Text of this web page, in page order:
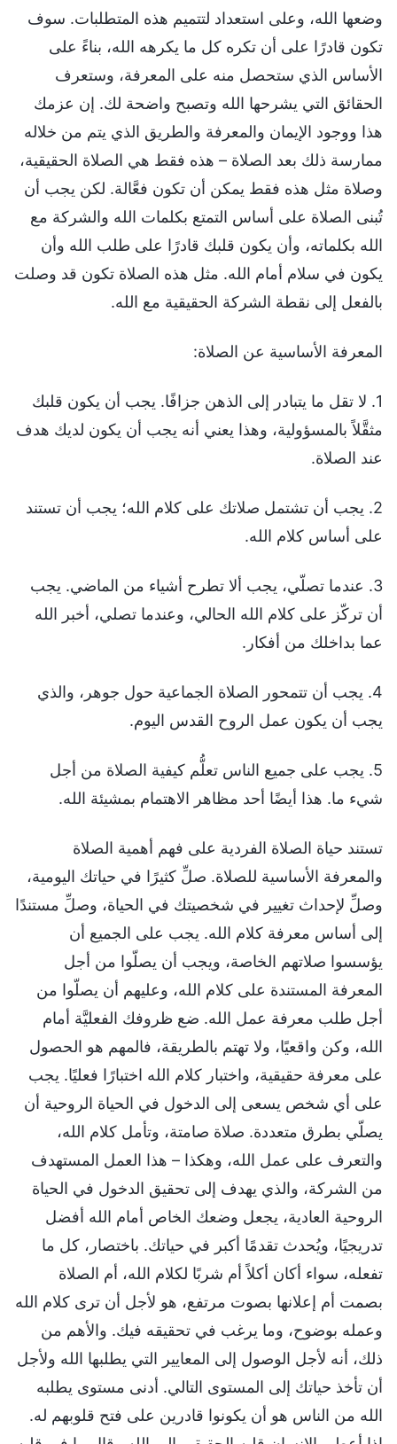
وضعها الله، وعلى استعداد لتتميم هذه المتطلبات. سوف
تكون قادرًا على أن تكره كل ما يكرهه الله، بناءً على
الأساس الذي ستحصل منه على المعرفة، وستعرف
الحقائق التي يشرحها الله وتصبح واضحة لك. إن عزمك
هذا ووجود الإيمان والمعرفة والطريق الذي يتم من خلاله
ممارسة ذلك بعد الصلاة – هذه فقط هي الصلاة الحقيقية،
وصلاة مثل هذه فقط يمكن أن تكون فعَّالة. لكن يجب أن
تُبنى الصلاة على أساس التمتع بكلمات الله والشركة مع
الله بكلماته، وأن يكون قلبك قادرًا على طلب الله وأن
يكون في سلام أمام الله. مثل هذه الصلاة تكون قد وصلت
بالفعل إلى نقطة الشركة الحقيقية مع الله.
المعرفة الأساسية عن الصلاة:
1. لا تقل ما يتبادر إلى الذهن جزافًا. يجب أن يكون قلبك
مثقَّلاً بالمسؤولية، وهذا يعني أنه يجب أن يكون لديك هدف
عند الصلاة.
2. يجب أن تشتمل صلاتك على كلام الله؛ يجب أن تستند
على أساس كلام الله.
3. عندما تصلّي، يجب ألا تطرح أشياء من الماضي. يجب
أن تركّز على كلام الله الحالي، وعندما تصلي، أخبر الله
عما بداخلك من أفكار.
4. يجب أن تتمحور الصلاة الجماعية حول جوهر، والذي
يجب أن يكون عمل الروح القدس اليوم.
5. يجب على جميع الناس تعلُّم كيفية الصلاة من أجل
شيء ما. هذا أيضًا أحد مظاهر الاهتمام بمشيئة الله.
تستند حياة الصلاة الفردية على فهم أهمية الصلاة
والمعرفة الأساسية للصلاة. صلِّ كثيرًا في حياتك اليومية،
وصلِّ لإحداث تغيير في شخصيتك في الحياة، وصلِّ مستندًا
إلى أساس معرفة كلام الله. يجب على الجميع أن
يؤسسوا صلاتهم الخاصة، ويجب أن يصلّوا من أجل
المعرفة المستندة على كلام الله، وعليهم أن يصلّوا من
أجل طلب معرفة عمل الله. ضع ظروفك الفعليَّة أمام
الله، وكن واقعيًا، ولا تهتم بالطريقة، فالمهم هو الحصول
على معرفة حقيقية، واختبار كلام الله اختبارًا فعليًا. يجب
على أي شخص يسعى إلى الدخول في الحياة الروحية أن
يصلّي بطرق متعددة. صلاة صامتة، وتأمل كلام الله،
والتعرف على عمل الله، وهكذا – هذا العمل المستهدف
من الشركة، والذي يهدف إلى تحقيق الدخول في الحياة
الروحية العادية، يجعل وضعك الخاص أمام الله أفضل
تدريجيًا، ويُحدث تقدمًا أكبر في حياتك. باختصار، كل ما
تفعله، سواء أكان أكلاً أم شربًا لكلام الله، أم الصلاة
بصمت أم إعلانها بصوت مرتفع، هو لأجل أن ترى كلام الله
وعمله بوضوح، وما يرغب في تحقيقه فيك. والأهم من
ذلك، أنه لأجل الوصول إلى المعايير التي يطلبها الله ولأجل
أن تأخذ حياتك إلى المستوى التالي. أدنى مستوى يطلبه
الله من الناس هو أن يكونوا قادرين على فتح قلوبهم له.